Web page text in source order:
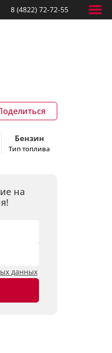
8 (4822) 72-72-55
Бензин
Тип топлива
на
данных